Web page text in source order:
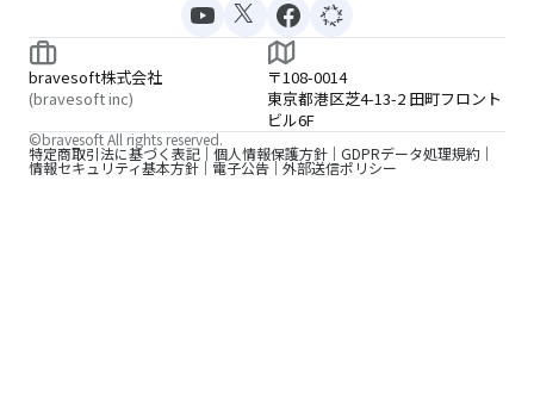
bravesoft株式会社
(bravesoft inc)
〒108-0014
東京都港区芝4-13-2 田町フロント
ビル6F
特定商取引法に基づく表記 個人情報保護方針 GDPRデータ処理規約
情報セキュリティ基本方針 電子公告 外部送信ポリシー
©bravesoft All rights reserved.